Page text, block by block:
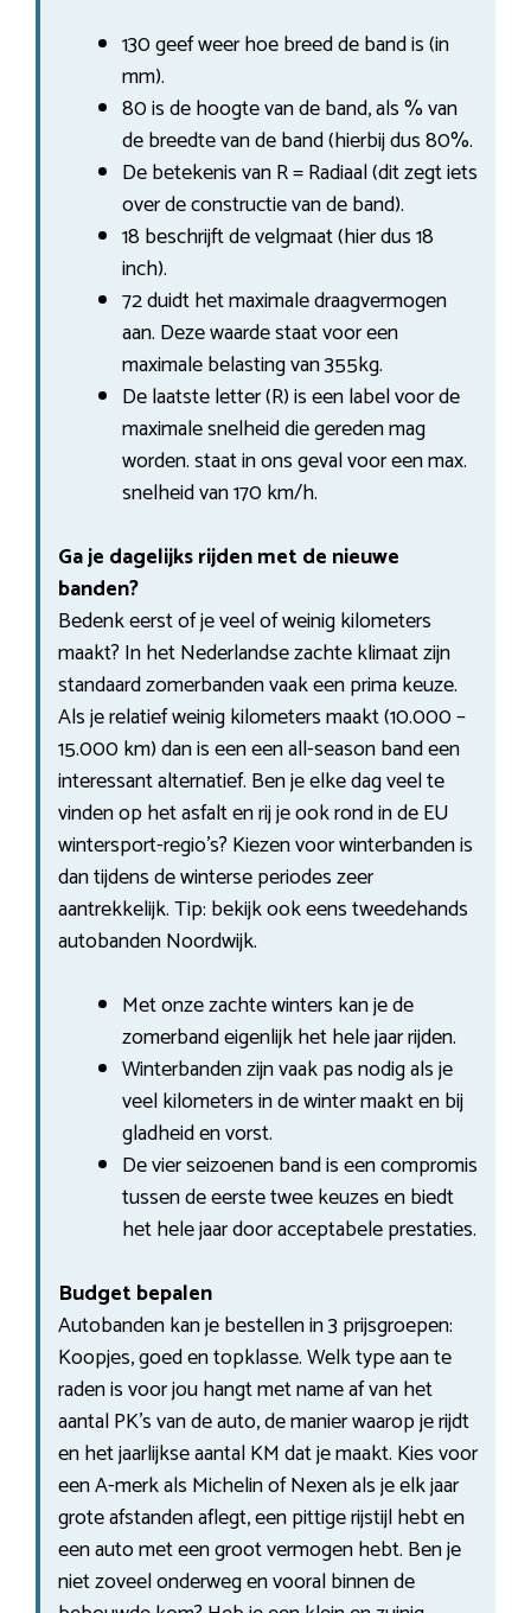
130 geef weer hoe breed de band is (in
mm).
80 is de hoogte van de band, als % van
de breedte van de band (hierbij dus 80%.
De betekenis van R = Radiaal (dit zegt iets
over de constructie van de band).
18 beschrijft de velgmaat (hier dus 18
inch).
72 duidt het maximale draagvermogen
aan. Deze waarde staat voor een
maximale belasting van 355kg.
De laatste letter (R) is een label voor de
maximale snelheid die gereden mag
worden. staat in ons geval voor een max.
snelheid van 170 km/h.
Ga je dagelijks rijden met de nieuwe
banden?
Bedenk eerst of je veel of weinig kilometers
maakt? In het Nederlandse zachte klimaat zijn
standaard zomerbanden vaak een prima keuze.
Als je relatief weinig kilometers maakt (10.000 –
15.000 km) dan is een een all-season band een
interessant alternatief. Ben je elke dag veel te
vinden op het asfalt en rij je ook rond in de EU
wintersport-regio’s? Kiezen voor winterbanden is
dan tijdens de winterse periodes zeer
aantrekkelijk. Tip: bekijk ook eens tweedehands
autobanden Noordwijk.
Met onze zachte winters kan je de
zomerband eigenlijk het hele jaar rijden.
Winterbanden zijn vaak pas nodig als je
veel kilometers in de winter maakt en bij
gladheid en vorst.
De vier seizoenen band is een compromis
tussen de eerste twee keuzes en biedt
het hele jaar door acceptabele prestaties.
Budget bepalen
Autobanden kan je bestellen in 3 prijsgroepen:
Koopjes, goed en topklasse. Welk type aan te
raden is voor jou hangt met name af van het
aantal PK’s van de auto, de manier waarop je rijdt
en het jaarlijkse aantal KM dat je maakt. Kies voor
een A-merk als Michelin of Nexen als je elk jaar
grote afstanden aflegt, een pittige rijstijl hebt en
een auto met een groot vermogen hebt. Ben je
niet zoveel onderweg en vooral binnen de